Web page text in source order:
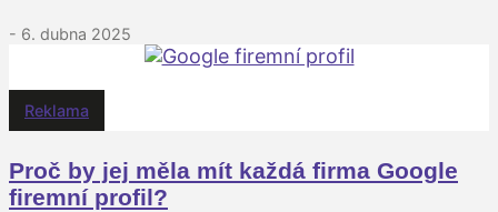
- 6. dubna 2025
Reklama
Proč by jej měla mít každá firma Google
firemní profil?